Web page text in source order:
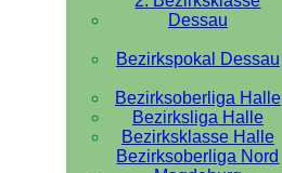
Dessau
Bezirkspokal Dessau
Bezirksoberliga Halle
Bezirksliga Halle
Bezirksklasse Halle
Bezirksoberliga Nord